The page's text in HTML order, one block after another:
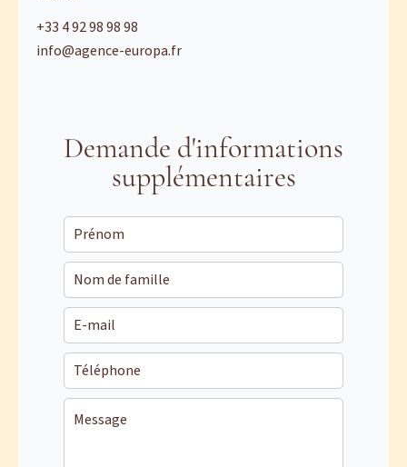
+33 4 92 98 98 98
info@agence-europa.fr
Demande d'informations
supplémentaires